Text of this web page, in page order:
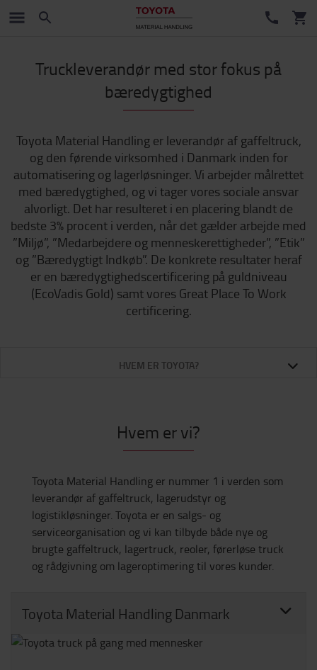
Truckleverandør med stor fokus på
bæredygtighed
Toyota Material Handling er leverandør af gaffeltruck,
og den førende virksomhed i Danmark inden for
automatisering og lagerløsninger. Vi arbejder målrettet
med bæredygtighed, og vi tager vores sociale ansvar
alvorligt. Det har resulteret i en placering blandt de
bedste 3% procent i verden, når det gælder arbejde med
”Miljø”, ”Medarbejdere og menneskerettigheder”, ”Etik”
og ”Bæredygtigt Indkøb”. De konkrete resultater heraf
er en bæredygtighedscertificering på guldniveau
(EcoVadis Gold) samt vores Great Place To Work
certificering.
HVEM ER TOYOTA?
Hvem er vi?
Toyota Material Handling er nummer 1 i verden som
leverandør af gaffeltruck, lagerudstyr og
logistikløsninger. Toyota er en salgs- og
serviceorganisation og vi kan tilbyde både nye og
brugte gaffeltruck, lagertruck, reoler, førerløse truck
og rådgivning om lageroptimering til vores kunder.
Toyota Material Handling Danmark